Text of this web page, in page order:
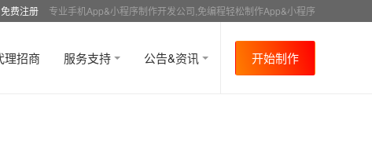
免费注册 专业手机App&小程序制作开发公司,免编程轻松制作App&小程序
理招商 服务支持 公告&资讯 开始制作